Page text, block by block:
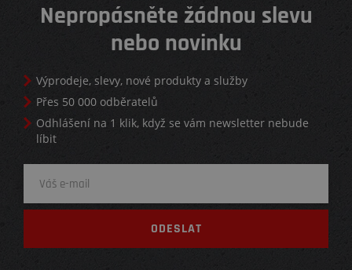
Nepropásněte žádnou slevu
nebo novinku
Výprodeje, slevy, nové produkty a služby
Přes 50 000 odběratelů
Odhlášení na 1 klik, když se vám newsletter nebude
líbit